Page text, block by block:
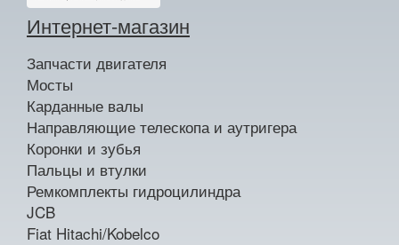
Интернет-магазин
Запчасти двигателя
Мосты
Карданные валы
Направляющие телескопа и аутригера
Коронки и зубья
Пальцы и втулки
Ремкомплекты гидроцилиндра
JCB
Fiat Hitachi/Kobelco